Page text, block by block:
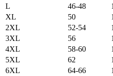
L
46-48
XL
50
2XL
52-54
3XL
56
4XL
58-60
5XL
62
6XL
64-66